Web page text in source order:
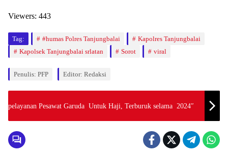
Viewers: 443
Tag: #humas Polres Tanjungbalai
Kapolres Tanjungbalai
Kapolsek Tanjungbalai srlatan
Sorot viral
Penulis: PFP Editor: Redaksi
pelayanan Pesawat Garuda Untuk Haji, Terburuk selama 2024″